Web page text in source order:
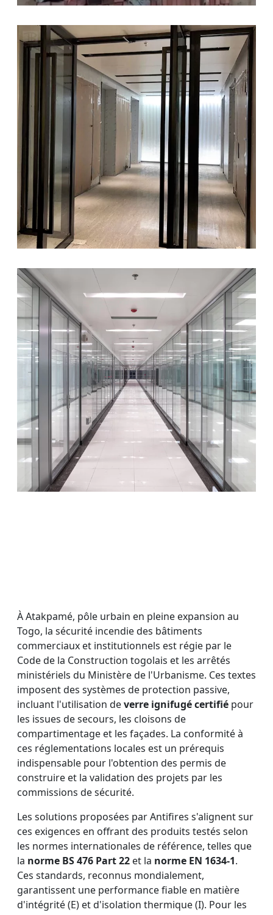
À Atakpamé, pôle urbain en pleine expansion au
Togo, la sécurité incendie des bâtiments
commerciaux et institutionnels est régie par le
Code de la Construction togolais et les arrêtés
ministériels du Ministère de l'Urbanisme. Ces textes
imposent des systèmes de protection passive,
incluant l'utilisation deverre ignifugé certifié pour
les issues de secours, les cloisons de
compartimentage et les façades. La conformité à
ces réglementations locales est un prérequis
indispensable pour l'obtention des permis de
construire et la validation des projets par les
commissions de sécurité.
Les solutions proposées par Antifires s'alignent sur
ces exigences en offrant des produits testés selon
les normes internationales de référence, telles que
la norme BS 476 Part 22 et la norme EN 1634-1.
Ces standards, reconnus mondialement,
garantissent une performance fiable en matière
d'intégrité (E) et d'isolation thermique (I). Pour les